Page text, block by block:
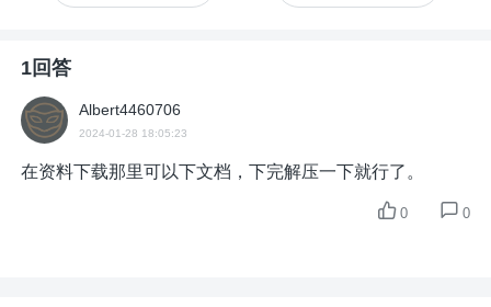
1回答
Albert4460706
2024-01-28 18:05:23
在资料下载那里可以下文档，下完解压一下就行了。
0
0